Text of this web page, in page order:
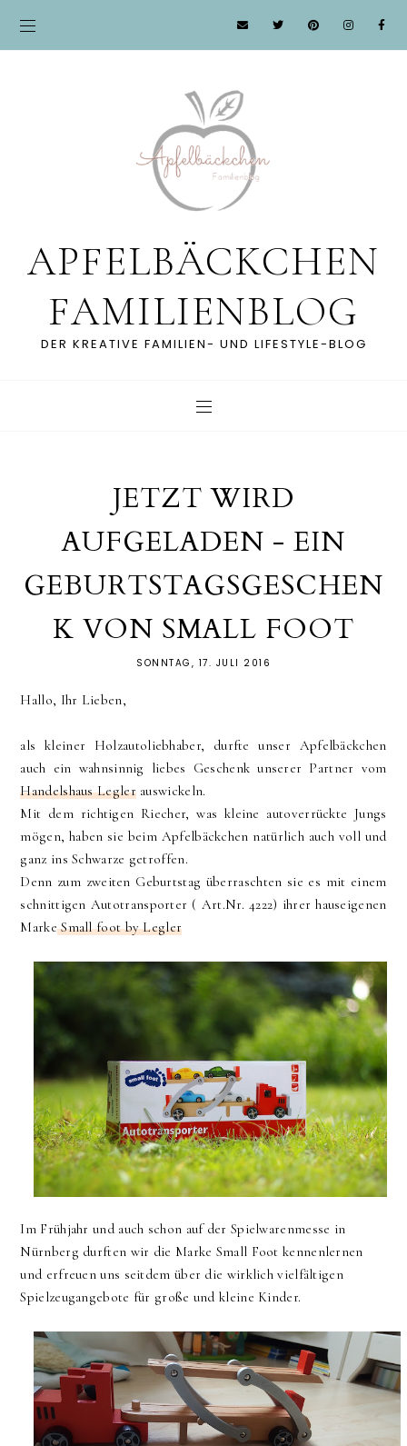
APFELBÄCKCHEN
FAMILIENBLOG
DER KREATIVE FAMILIEN- UND LIFESTYLE-BLOG
JETZT WIRD
AUFGELADEN - EIN
GEBURTSTAGSGESCHEN
K VON SMALL FOOT
SONNTAG, 17. JULI 2016
Hallo, Ihr Lieben,
als kleiner Holzautoliebhaber, durfte unser Apfelbäckchen
auch ein wahnsinnig liebes Geschenk unserer Partner vom
Handelshaus Leglerauswickeln.
Mit dem richtigen Riecher, was kleine autoverrückte Jungs
mögen, haben sie beim Apfelbäckchen natürlich auch voll und
ganz ins Schwarze getroffen.
Denn zum zweiten Geburtstag überraschten sie es mit einem
schnittigen Autotransporter ( Art.Nr. 4222) ihrer hauseigenen
MarkeSmall foot by Legler
Im Frühjahr und auch schon auf der Spielwarenmesse in
Nürnberg durften wir die Marke Small Foot kennenlernen
und erfreuen uns seitdem über die wirklich vielfältigen
Spielzeugangebote für große und kleine Kinder.